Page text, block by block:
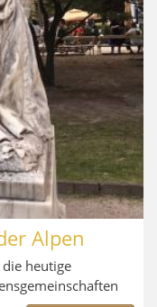
Alpen
heutige